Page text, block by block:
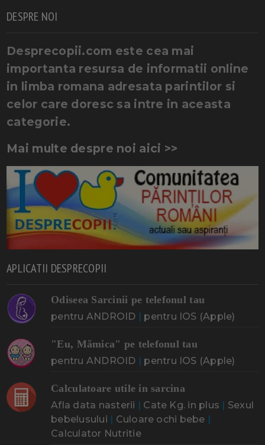
DESPRE NOI
Desprecopii.com este cea mai
importanta resursa de informatii online
in limba romana adresata parintilor si
celor care doresc sa intre in aceasta
categorie.
Mai multe despre noi aici >>
APLICATII DESPRECOPII
Odiseea Sarcinii pe telefonul tau
pentru ANDROID | pentru IOS (Apple)
"Eu, Mămica" pe telefonul tau
pentru ANDROID | pentru IOS (Apple)
Calculatoare utile in sarcina
Afla data nasterii | Cate Kg. in plus | Sexul
bebelusului | Culoare ochi bebe |
Calculator Nutritie